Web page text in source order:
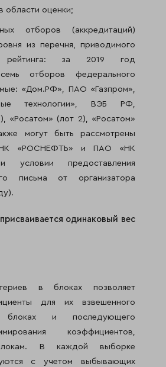
области оценки;
отборов (аккредитаций)
из перечня, приводимого
рейтинга: за 2019 год
отборов федерального
«Дом.РФ», ПАО «Газпром»,
технологии», ВЭБ РФ,
«Росатом» (лот 2), «Росатом»
могут быть рассмотрены
«РОСНЕФТЬ» и ПАО «НК
условии предоставления
письма от организатора
одинаковый вес
в блоках позволяет
для их взвешенного
блоках и последующего
коэффициентов,
В каждой выборке
с учетом выбывающих